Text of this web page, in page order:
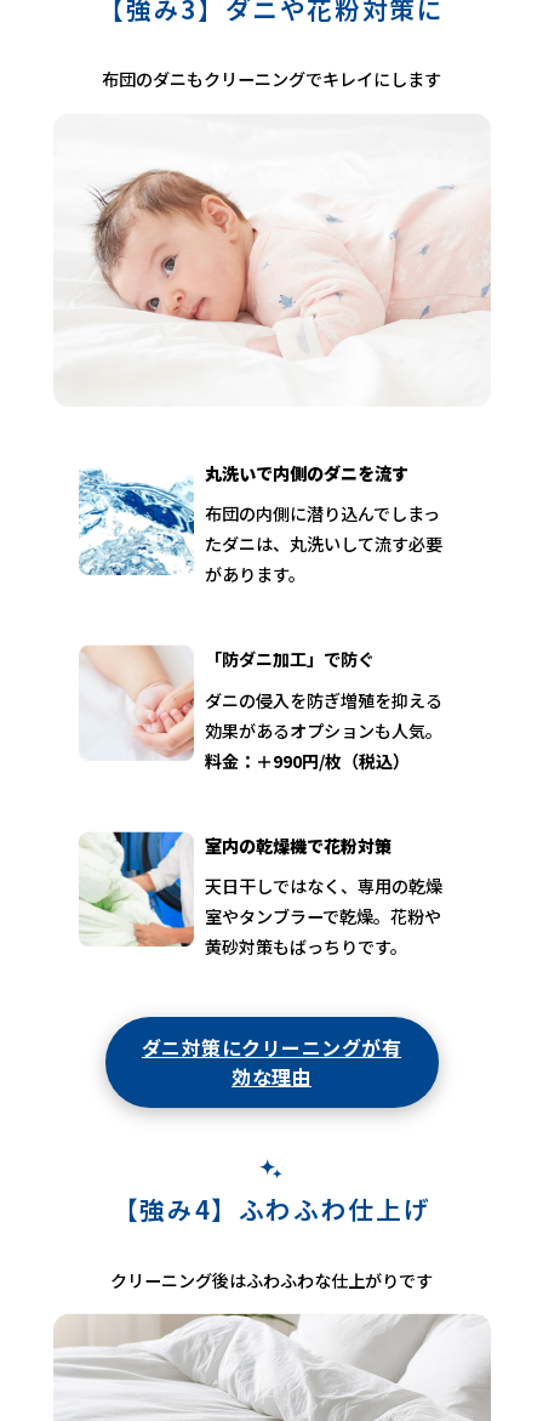
【強み3】ダニや花粉対策に
布団のダニもクリーニングでキレイにします
丸洗いで内側のダニを流す
布団の内側に潜り込んでしまっ
たダニは、丸洗いして流す必要
があります。
「防ダニ加工」で防ぐ
ダニの侵入を防ぎ増殖を抑える
効果があるオプションも人気。
料金：＋990円/枚（税込）
室内の乾燥機で花粉対策
天日干しではなく、専用の乾燥
室やタンブラーで乾燥。花粉や
黄砂対策もばっちりです。
ダニ対策にクリーニングが有
効な理由
【強み4】ふわふわ仕上げ
クリーニング後はふわふわな仕上がりです